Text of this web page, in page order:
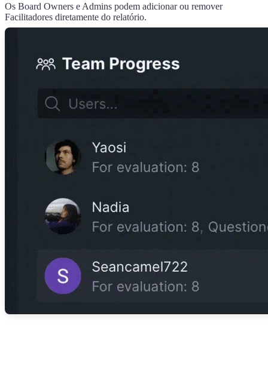
Os Board Owners e Admins podem adicionar ou remover
Facilitadores diretamente do relatório.